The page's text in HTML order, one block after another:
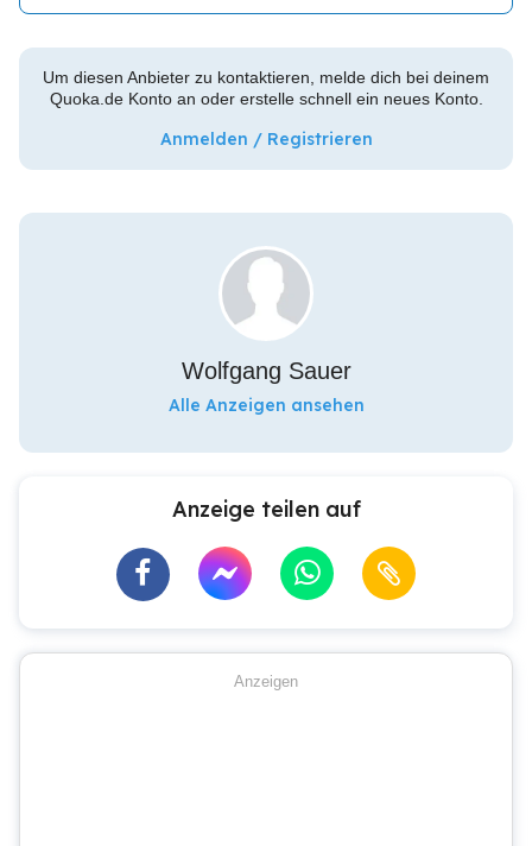
Um diesen Anbieter zu kontaktieren, melde dich bei deinem
Quoka.de Konto an oder erstelle schnell ein neues Konto.
Anmelden / Registrieren
Wolfgang Sauer
Alle Anzeigen ansehen
Anzeige teilen auf
Anzeigen